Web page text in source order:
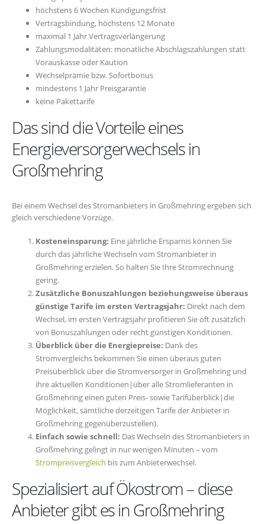
höchstens 6 Wochen Kündigungsfrist
Vertragsbindung, höchstens 12 Monate
maximal 1 Jahr Vertragsverlängerung
Zahlungsmodalitäten: monatliche Abschlagszahlungen statt
Vorauskasse oder Kaution
Wechselprämie bzw. Sofortbonus
mindestens 1 Jahr Preisgarantie
keine Pakettarife
Das sind die Vorteile eines
Energieversorgerwechsels in
Großmehring
Bei einem Wechsel des Stromanbieters in Großmehring ergeben sich
gleich verschiedene Vorzüge.
Kosteneinsparung: Eine jährliche Ersparnis können Sie
durch das jährliche Wechseln vom Stromanbieter in
Großmehring erzielen. So halten Sie Ihre Stromrechnung
gering.
Zusätzliche Bonuszahlungen beziehungsweise überaus
günstige Tarife im ersten Vertragsjahr: Direkt nach dem
Wechsel, im ersten Vertragsjahr profitieren Sie oft zusätzlich
von Bonuszahlungen oder recht günstigen Konditionen.
Überblick über die Energiepreise: Dank des
Stromvergleichs bekommen Sie einen überaus guten
Preisüberblick über die Stromversorger in Großmehring und
ihre aktuellen Konditionen|über alle Stromlieferanten in
Großmehring einen guten Preis- sowie Tarifüberblick|die
Möglichkeit, sämtliche derzeitigen Tarife der Anbieter in
Großmehring gegenüberzustellen}.
Einfach sowie schnell: Das Wechseln des Stromanbieters in
Großmehring gelingt in nur wenigen Minuten – vom
Strompreisvergleich bis zum Anbieterwechsel.
Spezialisiert auf Ökostrom – diese
Anbieter gibt es in Großmehring